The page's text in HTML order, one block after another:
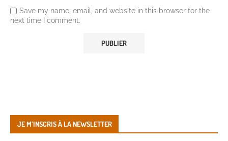
Save my name, email, and website in this browser for the
next time I comment.
JE M’INSCRIS À LA NEWSLETTER